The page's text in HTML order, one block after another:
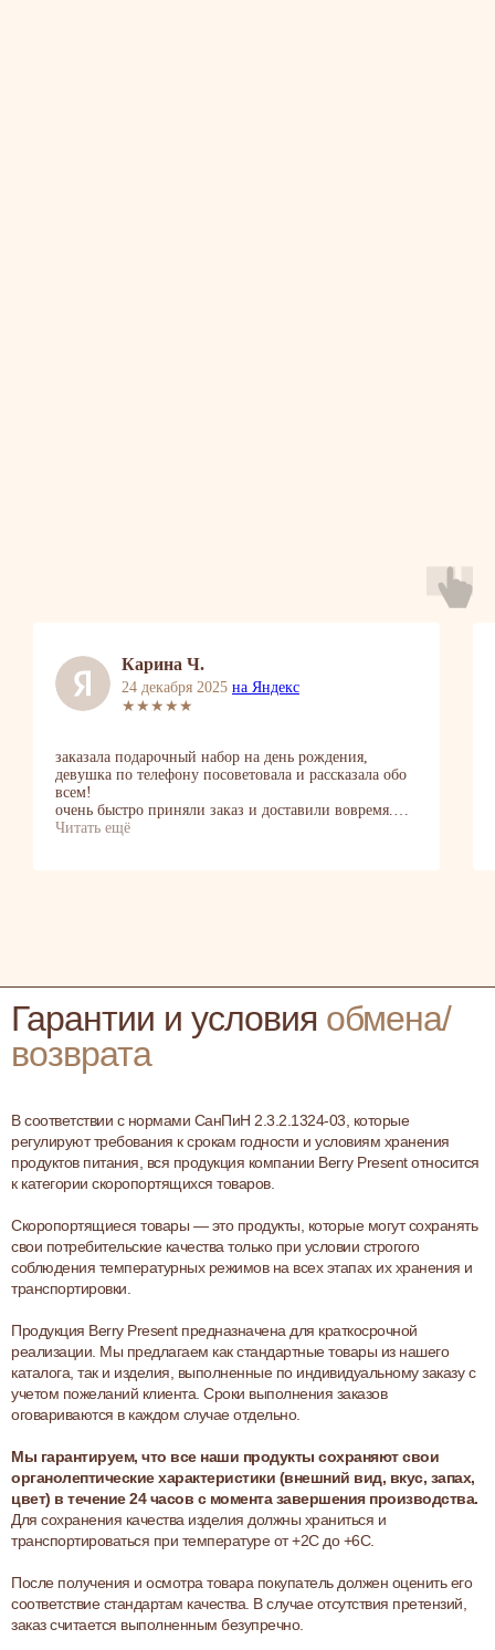
(Сбербанк| Тинькофф)
(при оплате от юр. лица)
(Visa, Mastercard, МИР, Apple|,
Google|, Samsung Pay)
Свежие букеты и сервис, к которому хочется возвращаться
Карина Ч.
24 декабря 2025 на Яндекс
★★★★★
заказала подарочный набор на день рождения,
девушка по телефону посоветовала и рассказала обо
всем!
очень быстро приняли заказ и доставили вовремя.
приятный подарок на день рождения, советую!
Читать ещё
Гарантии и условия обмена/
возврата
В соответствии с нормами СанПиН 2.3.2.1324-03, которые
регулируют требования к срокам годности и условиям хранения
продуктов питания, вся продукция компании Berry Present относится
к категории скоропортящихся товаров.
Скоропортящиеся товары — это продукты, которые могут сохранять
свои потребительские качества только при условии строгого
соблюдения температурных режимов на всех этапах их хранения и
транспортировки.
Продукция Berry Present предназначена для краткосрочной
реализации. Мы предлагаем как стандартные товары из нашего
каталога, так и изделия, выполненные по индивидуальному заказу с
учетом пожеланий клиента. Сроки выполнения заказов
оговариваются в каждом случае отдельно.
Мы гарантируем, что все наши продукты сохраняют свои
органолептические характеристики (внешний вид, вкус, запах,
цвет) в течение 24 часов с момента завершения производства.
Для сохранения качества изделия должны храниться и
транспортироваться при температуре от +2С до +6С.
После получения и осмотра товара покупатель должен оценить его
соответствие стандартам качества. В случае отсутствия претензий,
заказ считается выполненным безупречно.